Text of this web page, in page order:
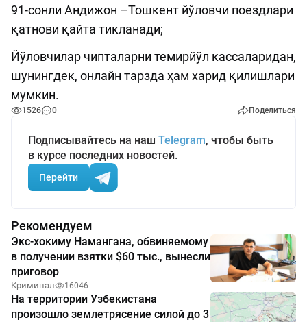
91-сонли Андижон –Тошкент йўловчи поездлари
қатнови қайта тикланади;
Йўловчилар чипталарни темирйўл кассаларидан,
шунингдек, онлайн тарзда ҳам харид қилишлари
мумкин.
1526 0 Поделиться
Подписывайтесь на наш Telegram, чтобы быть
в курсе последних новостей.
Перейти
Рекомендуем
Экс-хокиму Намангана, обвиняемому
в получении взятки $60 тыс., вынесли
приговор
Криминал 16046
На территории Узбекистана
произошло землетрясение силой до 3